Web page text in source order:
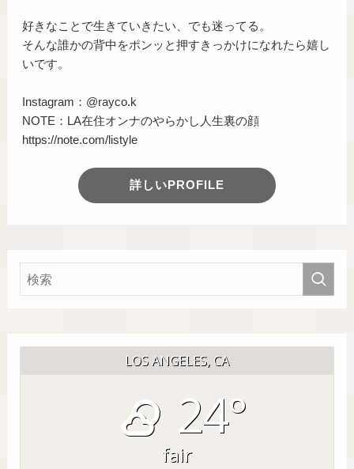
好きなことで生きていきたい、でも迷ってる。
そんな誰かの背中をポンッと押すきっかけになれたら嬉し
いです。
Instagram：@rayco.k
NOTE：LA在住オンナのやらかし人生裏の顔
https://note.com/listyle
詳しいPROFILE
LOS ANGELES, CA
24°
fair